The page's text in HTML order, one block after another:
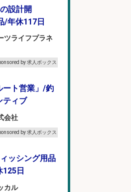
設計開
/年休117日
ツライフプラネ
by 求人ボックス
ート営業」/釣
ティブ
会社
by 求人ボックス
ッシング用品
125日
カル